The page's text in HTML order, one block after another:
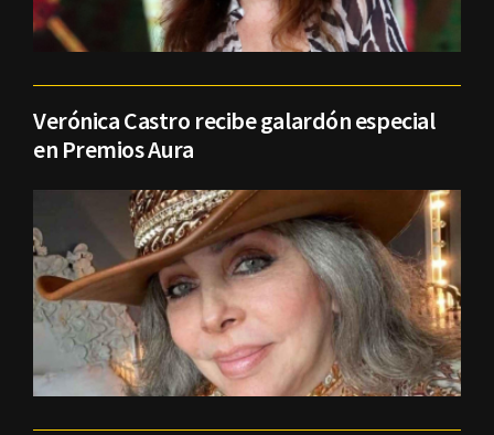
Verónica Castro recibe galardón especial
en Premios Aura